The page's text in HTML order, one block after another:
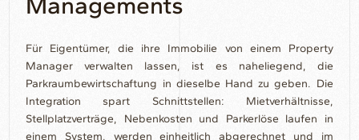
Für Eigentümer, die ihre Immobilie von einem Property
Manager verwalten lassen, ist es naheliegend, die
Parkraumbewirtschaftung in dieselbe Hand zu geben. Die
Integration spart Schnittstellen: Mietverhältnisse,
Stellplatzverträge, Nebenkosten und Parkerlöse laufen in
einem System, werden einheitlich abgerechnet und im